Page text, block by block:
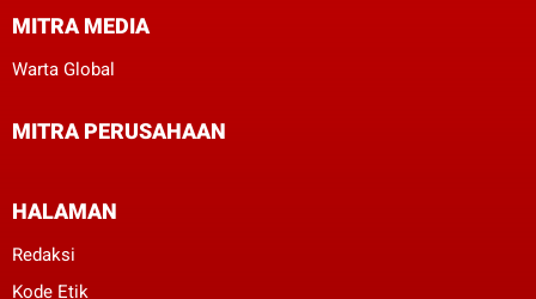
MITRA MEDIA
Warta Global
MITRA PERUSAHAAN
HALAMAN
Redaksi
Kode Etik